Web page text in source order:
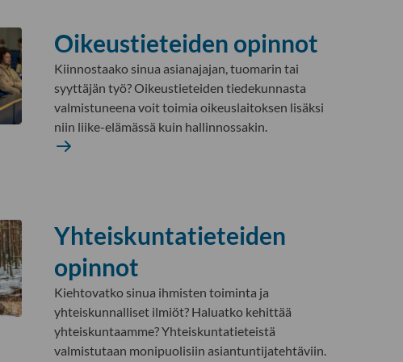
Oikeustieteiden opinnot
Kiinnostaako sinua asianajajan, tuomarin tai
syyttäjän työ? Oikeustieteiden tiedekunnasta
valmistuneena voit toimia oikeuslaitoksen lisäksi
niin liike-elämässä kuin hallinnossakin.
Oikeustieteiden
Lue
Yhteiskuntatieteiden
opinnot
Kiehtovatko sinua ihmisten toiminta ja
yhteiskunnalliset ilmiöt? Haluatko kehittää
yhteiskuntaamme? Yhteiskuntatieteistä
valmistutaan monipuolisiin asiantuntijatehtäviin.